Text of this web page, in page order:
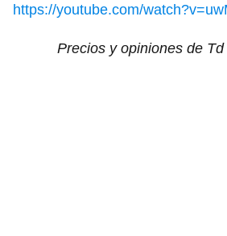
https://youtube.com/
Precios y opiniones de